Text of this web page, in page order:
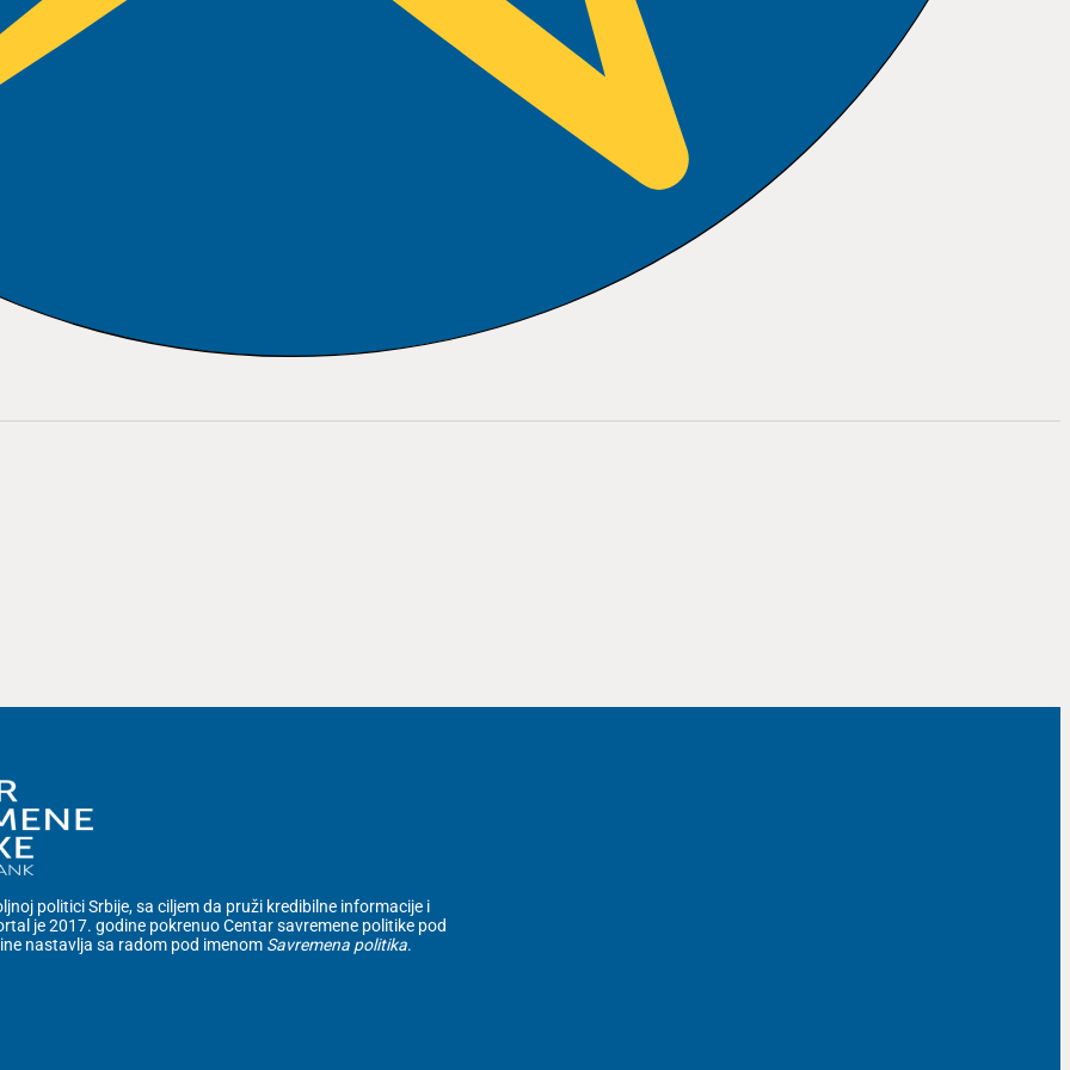
politici Srbije, sa ciljem da pruži kredibilne informacije i
je 2017. godine pokrenuo Centar savremene politike pod
nastavlja sa radom pod imenom Savremena politika.